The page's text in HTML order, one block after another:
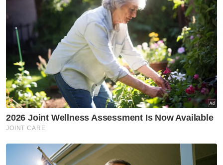
Pahang
MCCC gesa denda penceroboh
tanah dinaikkan RM20 juta
Pahang
RSNP 2040: Rakyat Pahang
diberi ruang kemuka
pandangan, cadangan hala
tuju pembangunan negeri
'Kali pertama lawan dengan
'orang besar' - Pesara polis